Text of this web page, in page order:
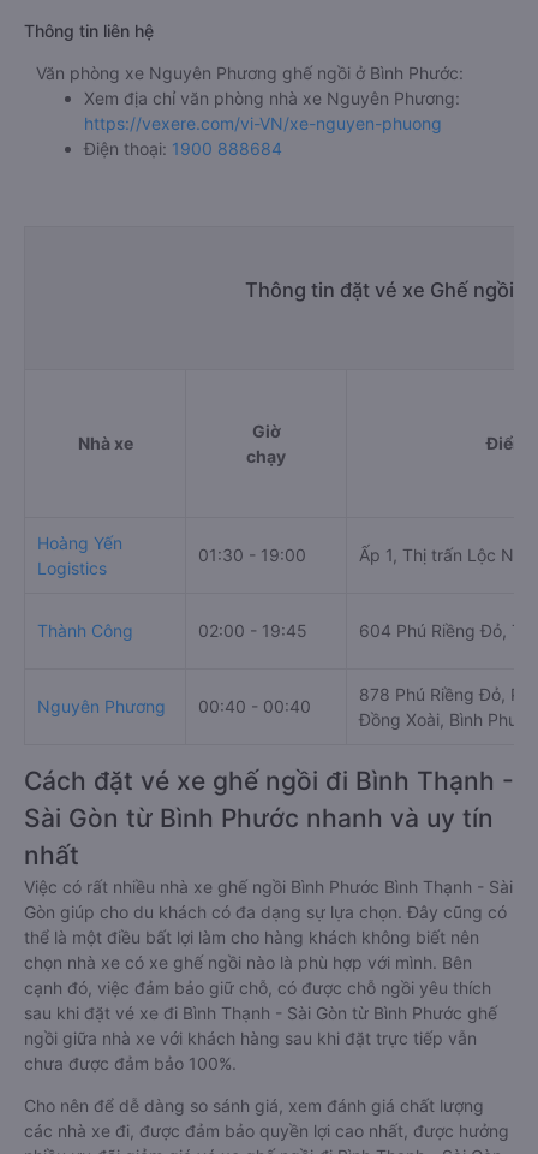
Thông tin liên hệ
Văn phòng xe Nguyên Phương ghế ngồi ở Bình Phước:
Xem địa chỉ văn phòng nhà xe Nguyên Phương:
https://vexere.com/vi-VN/xe-nguyen-phuong
Điện thoại: 1900 888684
Thông tin đặt vé xe Ghế ngồi
Nhà xe
Giờ
chạy
Điểm
Hoàng Yến
Logistics
01:30 - 19:00 Ấp 1, Thị trấn Lộc Ninh
Thành Công 02:00 - 19:45 604 Phú Riềng Đỏ,
Nguyên Phương 00:40 - 00:40
878 Phú Riềng Đỏ,
Đồng Xoài, Bình
Cách đặt vé xe ghế ngồi đi Bình Thạnh -
Sài Gòn từ Bình Phước nhanh và uy tín
nhất
Việc có rất nhiều nhà xe ghế ngồi Bình Phước Bình Thạnh - Sài
Gòn giúp cho du khách có đa dạng sự lựa chọn. Đây cũng có
thể là một điều bất lợi làm cho hàng khách không biết nên
chọn nhà xe có xe ghế ngồi nào là phù hợp với mình. Bên
cạnh đó, việc đảm bảo giữ chỗ, có được chỗ ngồi yêu thích
sau khi đặt vé xe đi Bình Thạnh - Sài Gòn từ Bình Phước ghế
ngồi giữa nhà xe với khách hàng sau khi đặt trực tiếp vẫn
chưa được đảm bảo 100%.
Cho nên để dễ dàng so sánh giá, xem đánh giá chất lượng
các nhà xe đi, được đảm bảo quyền lợi cao nhất, được hưởng